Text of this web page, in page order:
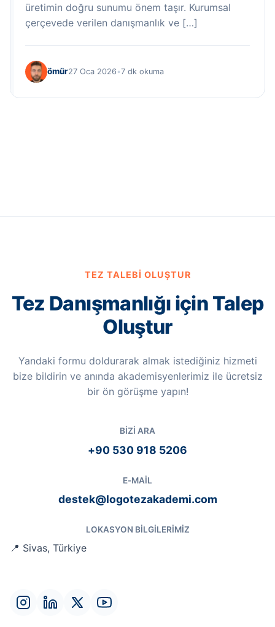
üretimin doğru sunumu önem taşır. Kurumsal
çerçevede verilen danışmanlık ve […]
ömür27 Oca 2026 •7 dk okuma
TEZ TALEBI OLUŞTUR
Tez Danışmanlığı için Talep
Oluştur
Yandaki formu doldurarak almak istediğiniz hizmeti
bize bildirin ve anında akademisyenlerimiz ile ücretsiz
bir ön görüşme yapın!
BIZI ARA
+90 530 918 5206
E-MAIL
destek@logotezakademi.com
LOKASYON BILGILERIMIZ
📍 Sivas, Türkiye